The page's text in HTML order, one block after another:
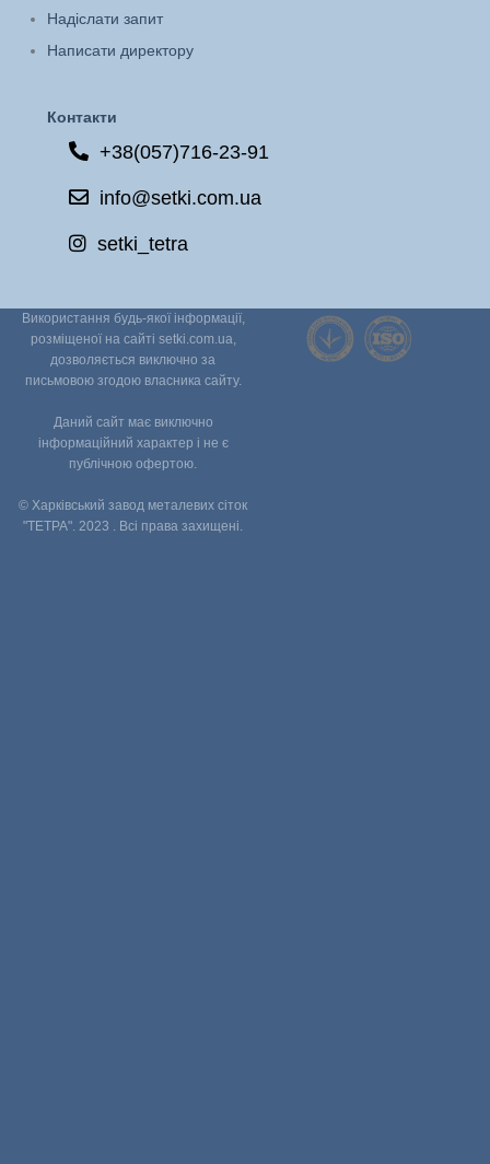
Надіслати запит
Написати директору
Контакти
+38(057)716-23-91
info@setki.com.ua
setki_tetra
Використання будь-якої інформації,
розміщеної на сайті setki.com.ua,
дозволяється виключно за
письмовою згодою власника сайту.
Даний сайт має виключно
інформаційний характер і не є
публічною офертою.
© Харківський завод металевих сіток
"ТЕТРА". 2023 . Всі права захищені.